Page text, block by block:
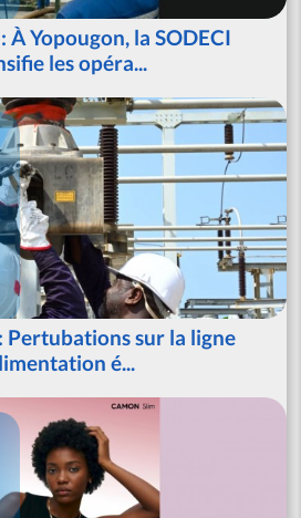
Yopougon, la SODECI
les opéra...
sur la ligne
é...